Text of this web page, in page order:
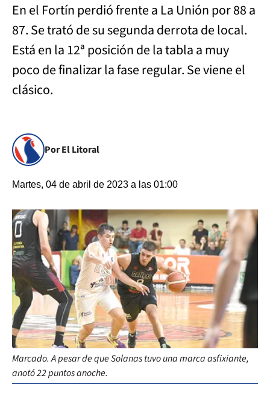
En el Fortín perdió frente a La Unión por 88 a
87. Se trató de su segunda derrota de local.
Está en la 12ª posición de la tabla a muy
poco de finalizar la fase regular. Se viene el
clásico.
Por El Litoral
Martes, 04 de abril de 2023 a las 01:00
Marcado. A pesar de que Solanas tuvo una marca asfixiante,
anotó 22 puntos anoche.